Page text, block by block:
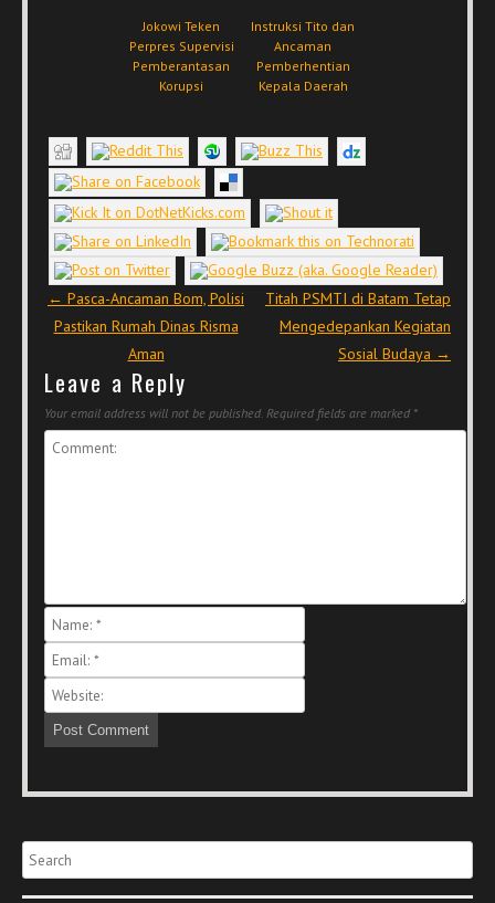
Jokowi Teken
Perpres Supervisi
Pemberantasan
Korupsi
Instruksi Tito dan
Ancaman
Pemberhentian
Kepala Daerah
Post navigation
← Pasca-Ancaman Bom, Polisi
Pastikan Rumah Dinas Risma
Aman
Titah PSMTI di Batam Tetap
Mengedepankan Kegiatan
Sosial Budaya →
Leave a Reply
Your email address will not be published. Required fields are marked *
Search